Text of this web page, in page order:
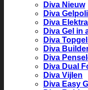
Diva Nieuw
Diva
Diva Elektra
Diva Gel in
Diva
Diva
Diva
Diva Dual
Diva Vijlen
Diva Easy